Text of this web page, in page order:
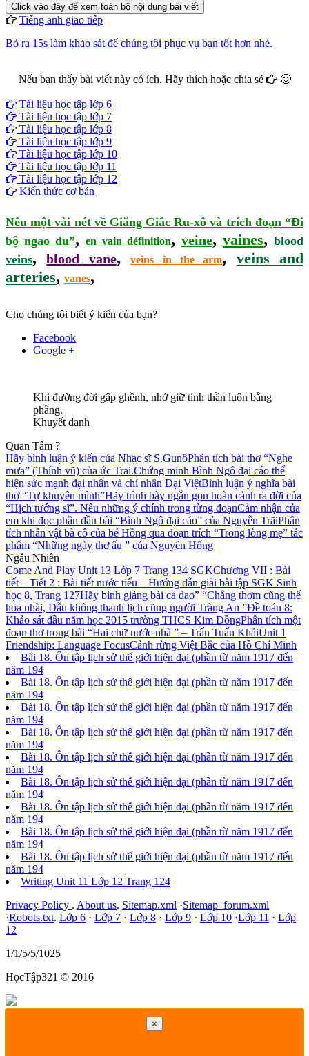
Click vào đây để xem toàn bộ nội dung bài viết
Tiếng anh giao tiếp
Bỏ ra 15s làm khảo sát để chúng tôi phục vụ bạn tốt hơn nhé.
Nếu bạn thấy bài viết này có ích. Hãy thích hoặc chia sẻ
🙂
Tài liệu học tập lớp 6
Tài liệu học tập lớp 7
Tài liệu học tập lớp 8
Tài liệu học tập lớp 9
Tài liệu học tập lớp 10
Tài liệu học tập lớp 11
Tài liệu học tập lớp 12
Kiến thức cơ bản
Nêu một vài nét về Giăng Giắc Ru-xô và trích đoạn “Đi
bộ ngao du”,en vain définition, veine, vaines, blood
veins,blood vane,veins in the arm, veins and
arteries, vanes,
Cho chúng tôi biết ý kiến của bạn?
Facebook
Google +
Khi đường đời gập ghềnh, nhớ giữ tinh thần luôn bằng
phẳng.
Khuyết danh
Quan Tâm ?
Hãy bình luận ý kiến của Nhạc sĩ S.GunôPhân tích bài thơ “Nghe
mưa” (Thính vũ) của ức Trai.Chứng minh Bình Ngô đại cáo thể
hiện sức mạnh đại nhân và chí nhân Đại ViệtBình luận ý nghĩa bài
thơ “Tự khuyên mình”Hãy trình bày ngắn gọn hoàn cảnh ra đời của
“Hịch tướng sĩ”. Nêu những ý chính trong từng đoạnCảm nhận của
em khi đọc phần đầu bài “Bình Ngô đại cáo” của Nguyễn TrãiPhân
tích nhân vật bà cô của bé Hồng qua đoạn trích “Trong lòng mẹ” tác
phẩm “Những ngày thơ ấu ” của Nguyên Hống
Ngẫu Nhiên
Come And Play Unit 13 Lớp 7 Trang 134 SGKChương VII : Bài
tiết – Tiết 2 : Bài tiết nước tiểu – Hướng dẫn giải bài tập SGK Sinh
học 8, Trang 127Hãy bình giảng bài ca dao” “Chẳng thơm cũng thể
hoa nhài, Dẫu không thanh lịch cũng người Tràng An ”Đề toán 8:
Khảo sát đầu năm học 2015 trường THCS Kim ĐồngPhân tích một
đoạn thơ trong bài “Hai chữ nước nhà ” – Trấn Tuấn KhảiUnit 1
Friendship: Language FocusCảnh rừng Việt Bắc của Hồ Chí Minh
Bài 18. Ôn tập lịch sử thế giới hiện đại (phần từ năm 1917 đến
năm 194
Bài 18. Ôn tập lịch sử thế giới hiện đại (phần từ năm 1917 đến
năm 194
Bài 18. Ôn tập lịch sử thế giới hiện đại (phần từ năm 1917 đến
năm 194
Bài 18. Ôn tập lịch sử thế giới hiện đại (phần từ năm 1917 đến
năm 194
Bài 18. Ôn tập lịch sử thế giới hiện đại (phần từ năm 1917 đến
năm 194
Bài 18. Ôn tập lịch sử thế giới hiện đại (phần từ năm 1917 đến
năm 194
Bài 18. Ôn tập lịch sử thế giới hiện đại (phần từ năm 1917 đến
năm 194
Bài 18. Ôn tập lịch sử thế giới hiện đại (phần từ năm 1917 đến
năm 194
Bài 18. Ôn tập lịch sử thế giới hiện đại (phần từ năm 1917 đến
năm 194
Writing Unit 11 Lớp 12 Trang 124
Privacy Policy . About us. Sitemap.xml ·Sitemap_forum.xml
·Robots.txt. Lớp 6 · Lớp 7 · Lớp 8 · Lớp 9 · Lớp 10 ·Lớp 11 · Lớp
12
1/1/5/5/1025
HọcTập321 © 2016
×